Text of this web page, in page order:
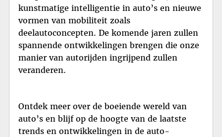
kunstmatige intelligentie in auto’s en nieuwe
vormen van mobiliteit zoals
deelautoconcepten. De komende jaren zullen
spannende ontwikkelingen brengen die onze
manier van autorijden ingrijpend zullen
veranderen.
Ontdek meer over de boeiende wereld van
auto’s en blijf op de hoogte van de laatste
trends en ontwikkelingen in de auto-